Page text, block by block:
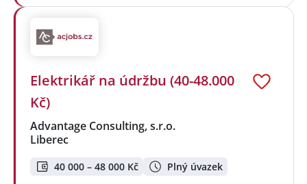
Elektrikář na údržbu (40-48.000
Kč)
Advantage Consulting, s.r.o.
Liberec
40 000 – 48 000 Kč Plný úvazek